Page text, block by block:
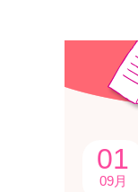
01
09月